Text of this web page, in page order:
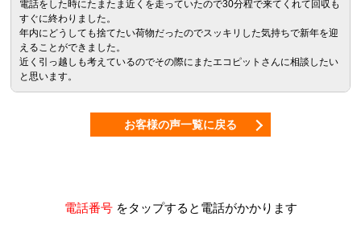
電話をした時にたまたま近くを走っていたので30分程で来てくれて回収も
すぐに終わりました。
年内にどうしても捨てたい荷物だったのでスッキリした気持ちで新年を迎
えることができました。
近く引っ越しも考えているのでその際にまたエコピットさんに相談したい
と思います。
お客様の声一覧に戻る
電話番号をタップすると電話がかかります